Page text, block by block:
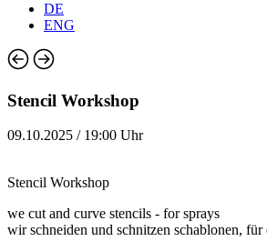
DE
ENG
Stencil Workshop
09.10.2025 / 19:00 Uhr
Stencil Workshop
we cut and curve stencils - for sprays
wir schneiden und schnitzen schablonen,